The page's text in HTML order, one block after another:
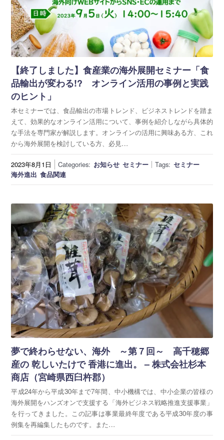
【終了しました】食産業の海外展開セミナー「食
品輸出が変わる!? オンライン活用の事例と実践
のヒント」
本セミナーでは、食品輸出の市場トレンド、ビジネストレンドを踏ま
えて、効果的なオンライン活用について、事例を紹介しながら具体的
な手法を専門家が解説します。オンラインの活用に興味ある方、これ
から海外展開を検討している方、必見…
2023年8月1日 Categories: お知らせ セミナー Tags: セミナー
海外進出 食品関連
夢で終わらせない、海外 ～第７回～ 高千穂郷
産の 乾しいたけで 香港に進出。 – 株式会社杉本
商店（宮崎県西臼杵郡）
平成24年から平成30年まで7年間、中小機構では、中小企業の皆様の
海外展開をハンズオンで支援する「海外ビジネス戦略推進支援事業」
を行ってきました。この記事は事業最終年度である平成30年度の事
例集を再編集したものです。また…